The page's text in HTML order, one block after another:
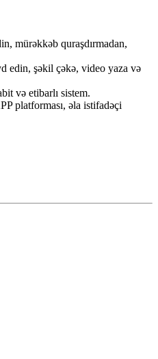
mürəkkəb quraşdırmadan,
edin, şəkil çəkə, video yaza və
və etibarlı sistem.
platforması, əla istifadəçi